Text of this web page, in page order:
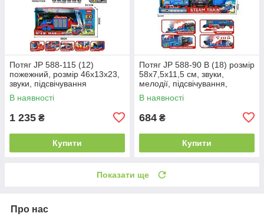
Потяг JP 588-115 (12)
пожежний, розмір 46х13х23,
звуки, підсвічування
проблискових маячків,
подача води з водомету,
В наявності
1 235 ₴
Купити
Потяг JP 588-90 B (18) розмір
58х7,5х11,5 см, звуки,
мелодії, підсвічування,
парогенерація, інерція,
локомотив і 2 вагони, в
В наявності
684 ₴
Купити
Показати ще
Про нас